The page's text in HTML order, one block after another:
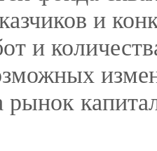
и
и
рынок